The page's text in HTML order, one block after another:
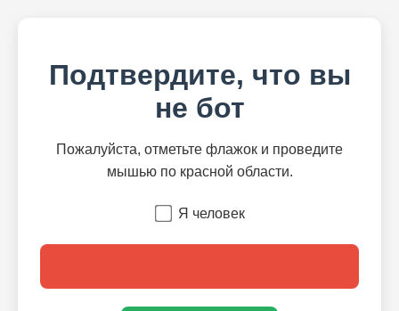
Подтвердите, что вы
не бот
Пожалуйста, отметьте флажок и проведите
мышью по красной области.
Я человек